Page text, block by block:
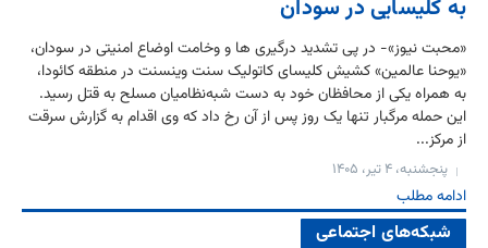
به کلیسایی در سودان
«محبت نیوز»- در پی تشدید درگیری ها و وخامت اوضاع امنیتی در سودان،
«یوحنا عالمین» کشیش کلیسای کاتولیک سنت وینسنت در منطقه کائودا،
به همراه یکی از محافظان خود به دست شبه‌نظامیان مسلح به قتل رسید.
این حمله مرگبار تنها یک روز پس از آن رخ داد که وی اقدام به گزارش سرقت
از مرکز...
پنجشنبه، ۴ تیر، ۱۴۰۵
ادامه مطلب
شبکه‌های اجتماعی